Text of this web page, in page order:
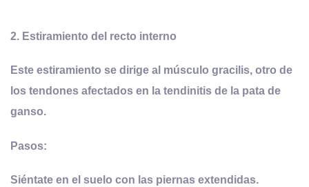
2. Estiramiento del recto interno
Este estiramiento se dirige al músculo gracilis, otro de
los tendones afectados en la tendinitis de la pata de
ganso.
Pasos:
Siéntate en el suelo con las piernas extendidas.